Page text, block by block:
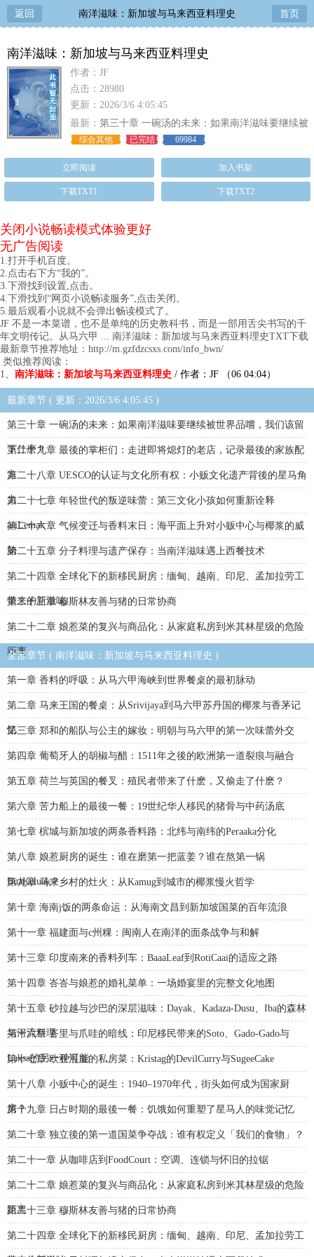
返回 南洋滋味：新加坡与马来西亚料理史 首页
南洋滋味：新加坡与马来西亚料理史
作者：JF
点击：28980
更新：2026/3/6 4:05:45
最新： 第三十章 一碗汤的未来：如果南洋滋味要继续被
世界品嚐，我们该留下什麽？
综合其他 已完结 69984
立即阅读 加入书架
下载TXT1 下载TXT2
关闭小说畅读模式体验更好
无广告阅读
1.打开手机百度。
2.点击右下方“我的”。
3.下滑找到设置,点击。
4.下滑找到“网页小说畅读服务”,点击关闭。
5.最后观看小说就不会弹出畅读模式了。
JF 不是一本菜谱，也不是单纯的历史教科书，而是一部用舌尖书写的千
年文明传记。从马六甲 ... 南洋滋味：新加坡与马来西亚料理史TXT下载
最新章节推荐地址：http://m.gzfdzcsxs.com/info_bwn/
类似推荐阅读：
1、 南洋滋味：新加坡与马来西亚料理史 / 作者：JF （06 04:04）
最新章节 ( 更新：2026/3/6 4:05:45 )
第三十章 一碗汤的未来：如果南洋滋味要继续被世界品嚐，我们该留
下什麽？
第二十九章 最後的掌柜们：走进即将熄灯的老店，记录最後的家族配
方
第二十八章 UESCO的认证与文化所有权：小贩文化遗产背後的星马角
力
第二十七章 年轻世代的叛逆味蕾：第三文化小孩如何重新诠释
asiLemak
第二十六章 气候变迁与香料末日：海平面上升对小贩中心与椰浆的威
胁
第二十五章 分子料理与遗产保存：当南洋滋味遇上西餐技术
第二十四章 全球化下的新移民厨房：缅甸、越南、印尼、孟加拉劳工
带来的新滋味
第二十三章 穆斯林友善与猪的日常协商
第二十二章 娘惹菜的复兴与商品化：从家庭私房到米其林星级的危险
距离
全部章节 ( 南洋滋味：新加坡与马来西亚料理史 )
第一章 香料的呼吸：从马六甲海峡到世界餐桌的最初脉动
第二章 马来王国的餐桌：从Srivijaya到马六甲苏丹国的椰浆与香茅记
忆
第三章 郑和的船队与公主的嫁妆：明朝与马六甲的第一次味蕾外交
第四章 葡萄牙人的胡椒与醋：1511年之後的欧洲第一道裂痕与融合
第五章 荷兰与英国的餐叉：殖民者带来了什麽，又偷走了什麽？
第六章 苦力船上的最後一餐：19世纪华人移民的猪骨与中药汤底
第七章 槟城与新加坡的两条香料路：北纬与南纬的Peraaka分化
第八章 娘惹厨房的诞生：谁在磨第一把蓝姜？谁在熬第一锅
BuaKeluak？
第九章 马来乡村的灶火：从Kamug到城市的椰浆慢火哲学
第十章 海南j饭的两条命运：从海南文昌到新加坡国菜的百年流浪
第十一章 福建面与c州粿：闽南人在南洋的面条战争与和解
第十三章 印度南来的香料列车：BaaaLeaf到RotiCaai的适应之路
第十四章 峇峇与娘惹的婚礼菜单：一场婚宴里的完整文化地图
第十五章 砂拉越与沙巴的深层滋味：Dayak、Kadaza-Dusu、Iba的森林
与河流料理
第十六章 峇里与爪哇的暗线：印尼移民带来的Soto、Gado-Gado与
Laksa的另一种可能
第十七章 欧亚混血的私房菜：Kristag的DevilCurry与SugeeCake
第十八章 小贩中心的诞生：1940–1970年代，街头如何成为国家厨
房？
第十九章 日占时期的最後一餐：饥饿如何重塑了星马人的味觉记忆
第二十章 独立後的第一道国菜争夺战：谁有权定义「我们的食物」？
第二十一章 从咖啡店到FoodCourt：空调、连锁与怀旧的拉锯
第二十二章 娘惹菜的复兴与商品化：从家庭私房到米其林星级的危险
距离
第二十三章 穆斯林友善与猪的日常协商
第二十四章 全球化下的新移民厨房：缅甸、越南、印尼、孟加拉劳工